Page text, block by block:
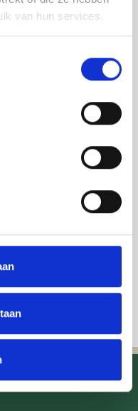
van hun services.